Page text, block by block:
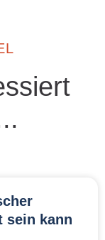
sein kann